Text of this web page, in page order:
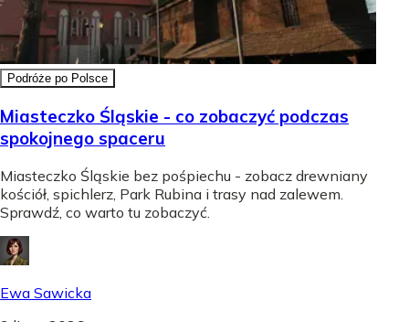
Podróże po Polsce
Miasteczko Śląskie - co zobaczyć podczas
spokojnego spaceru
Miasteczko Śląskie bez pośpiechu - zobacz drewniany
kościół, spichlerz, Park Rubina i trasy nad zalewem.
Sprawdź, co warto tu zobaczyć.
Ewa Sawicka